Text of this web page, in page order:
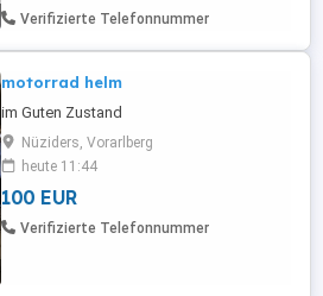
Verifizierte Telefonnummer
motorrad helm
im Guten Zustand
Nüziders, Vorarlberg
heute 11:44
100 EUR
Verifizierte Telefonnummer